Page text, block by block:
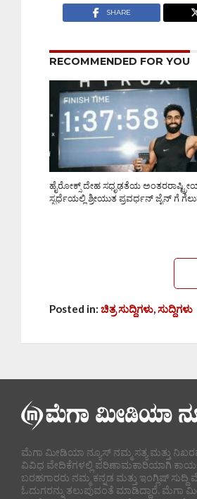
SHARE
RECOMMENDED FOR YOU
ಹೈರೋಕ್ಸ್ ದೇಹ ಸಧೃಢತೆಯ
ಸ್ಪರ್ಧೆಯಲ್ಲಿ ಶ್ರೀಯುತ ಪ್ರವರ್ಧನ್ ಜೈನ್ ಗೆ
Posted in:ಚಿತ್ರ ಸುದ್ದಿಗಳು,ಸುದ್ದಿಗಳು
ಮೆಗಾ ಮೀಡಿಯಾ ನ್ಯೂಸ್ ನಮ್ಮ ಸತ್ಯ ಮತ್ತು
ವಿವಿಧ ವೇದಿಕೆಗಳಲ್ಲಿ ಪರಿಣಾಮಕಾರಿಯಾಗಿ
ಬರಹಗಾರರು ನಮ್ಮ ಕನ್ನಡ ಮತ್ತು ಇಂಗ್ಲಿಷ್ ಸುದ್ದಿ
ಓದುಗರನ್ನು ತಲುಪುವಂತೆ ಮಾಡಿದ್ದಾರೆ. ಮೆಗಾ